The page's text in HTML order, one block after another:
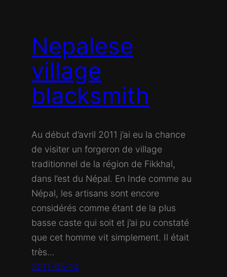
Nepalese
village
blacksmith
Au début d’avril 2011 j’ai eu la chance
de visiter un forgeron de village
traditionnel de la région de Fikkhal,
dans l’est du Népal. En Inde comme au
Népal, les artisans sont encore
considérés comme étant de la plus
basse caste qui soit et j’ai pu constaté
que cet homme vit simplement. Il était
très…
2011-05-14